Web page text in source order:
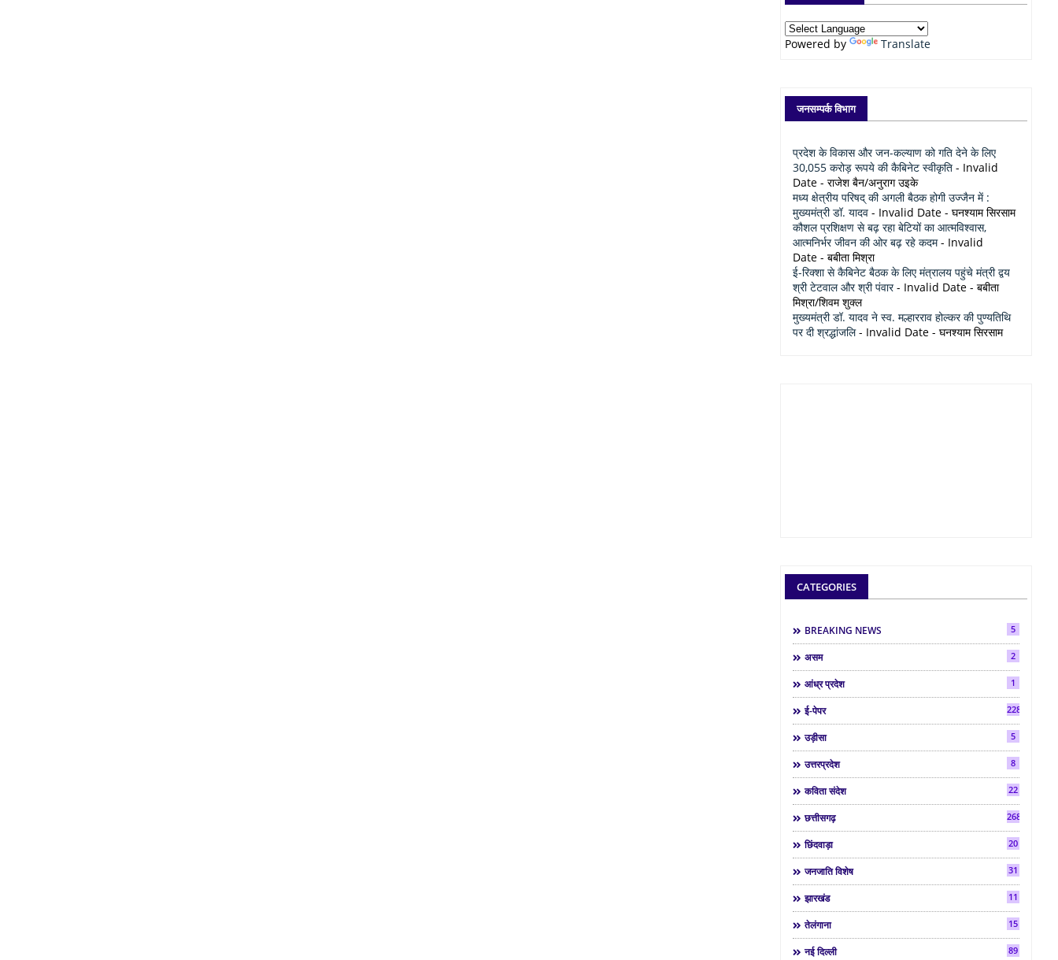
Powered by Translate
जनसम्पर्क विभाग
प्रदेश के विकास और जन-कल्याण को गति देने के लिए
30,055 करोड़ रूपये की कैबिनेट स्वीकृति - Invalid
Date - राजेश बैन/अनुराग उइके
मध्य क्षेत्रीय परिषद् की अगली बैठक होगी उज्जैन में :
मुख्यमंत्री डॉ. यादव - Invalid Date - घनश्याम सिरसाम
कौशल प्रशिक्षण से बढ़ रहा बेटियों का आत्मविश्वास,
आत्मनिर्भर जीवन की ओर बढ़ रहे कदम- Invalid
Date - बबीता मिश्रा
ई-रिक्शा से कैबिनेट बैठक के लिए मंत्रालय पहुंचे मंत्री द्वय
श्री टेटवाल और श्री पंवार- Invalid Date - बबीता
मिश्रा/शिवम शुक्ल
मुख्यमंत्री डॉ. यादव ने स्व. मल्हारराव होल्कर की पुण्यतिथि
पर दी श्रद्धांजलि- Invalid Date - घनश्याम सिरसाम
CATEGORIES
BREAKING NEWS 5
असम 2
आंध्र प्रदेश 1
ई-पेपर 2286
उड़ीसा 5
उत्तरप्रदेश 8
कविता संदेश 22
छत्तीसगढ़ 268
छिंदवाड़ा 20
जनजाति विशेष 31
झारखंड 11
तेलंगाना 15
नई दिल्ली 89